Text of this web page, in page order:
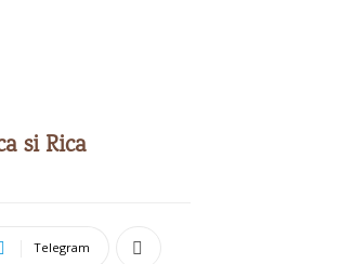
si Rica
Telegram